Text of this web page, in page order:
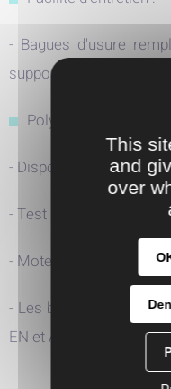
- Bagues d'usure
support de palier.
Polyvalence :
- Disponible également
- Test hydraulique selon
- Moteurs NEMA
- Les brides peuvent
EN et ASMA en
This
and
over